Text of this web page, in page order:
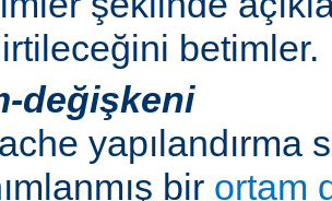
betimler.
değişkeni
yapılandırma
bir ortam